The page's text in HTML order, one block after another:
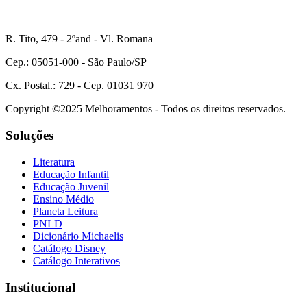
R. Tito, 479 - 2ºand - Vl. Romana
Cep.: 05051-000 - São Paulo/SP
Cx. Postal.: 729 - Cep. 01031 970
Copyright ©2025 Melhoramentos - Todos os direitos reservados.
Soluções
Literatura
Educação Infantil
Educação Juvenil
Ensino Médio
Planeta Leitura
PNLD
Dicionário Michaelis
Catálogo Disney
Catálogo Interativos
Institucional